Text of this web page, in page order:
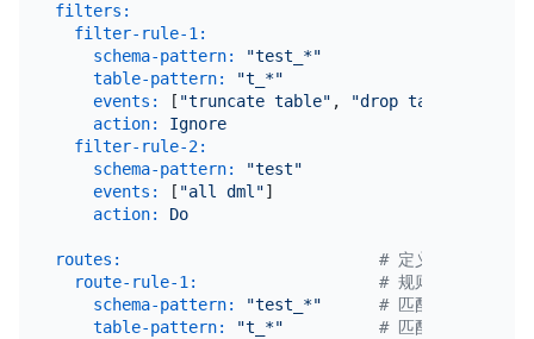
filters:
filter-rule-1:
schema-pattern:
"test_*"
table-pattern:
"t_*"
events:
[ "truncate table" , "drop table"
action:
Ignore
filter-rule-2:
schema-pattern:
"test"
events:
[ "all dml"]
action:
Do
routes:
# 定义数据源表迁
route-rule-1:
# 规则名称
schema-pattern:
"test_*"
# 匹配数据源的库
table-pattern:
"t_*"
# 匹配数据源的表